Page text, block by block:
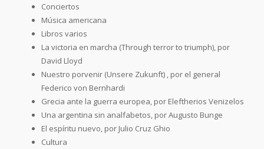
Conciertos
Música americana
Libros varios
La victoria en marcha (Through terror to triumph), por
David Lloyd
Nuestro porvenir (Unsere Zukunft) , por el general
Federico von Bernhardi
Grecia ante la guerra europea, por Eleftherios Venizelos
Una argentina sin analfabetos, por Augusto Bunge
El espíritu nuevo, por Julio Cruz Ghio
Cultura